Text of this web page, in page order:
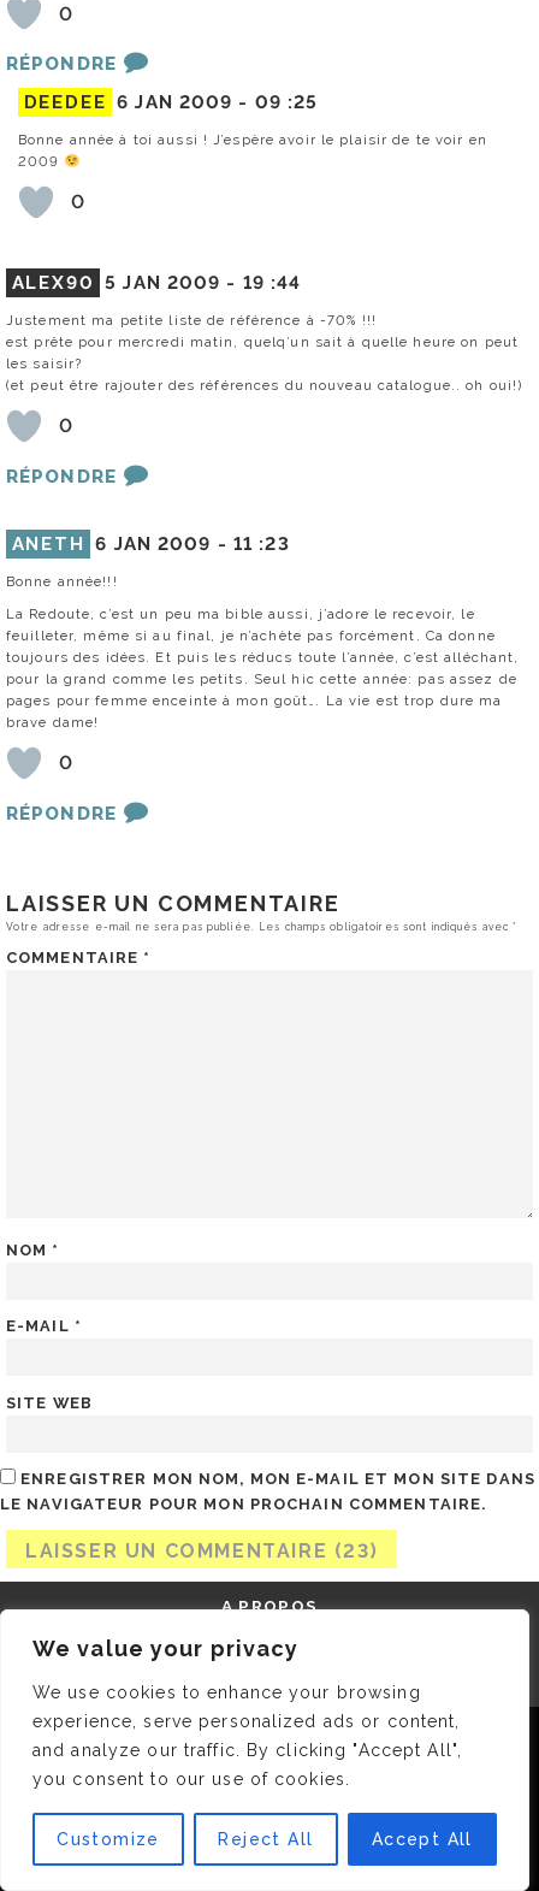
We value your privacy
We use cookies to enhance your browsing
experience, serve personalized ads or content,
and analyze our traffic. By clicking "Accept All",
you consent to our use of cookies.
Customize Reject All Accept All
0
RÉPONDRE
DEEDEE 6 JAN 2009 - 09 :25
Bonne année à toi aussi ! J’espère avoir le plaisir de te voir en
2009
0
ALEX90 5 JAN 2009 - 19 :44
Justement ma petite liste de référence à -70% !!!
est prête pour mercredi matin, quelq’un sait à quelle heure on peut
les saisir?
(et peut être rajouter des références du nouveau catalogue.. oh oui!)
0
RÉPONDRE
ANETH 6 JAN 2009 - 11 :23
Bonne année!!!
La Redoute, c’est un peu ma bible aussi, j’adore le recevoir, le
feuilleter, même si au final, je n’achète pas forcément. Ca donne
toujours des idées. Et puis les réducs toute l’année, c’est alléchant,
pour la grand comme les petits. Seul hic cette année: pas assez de
pages pour femme enceinte à mon goût…. La vie est trop dure ma
brave dame!
0
RÉPONDRE
LAISSER UN COMMENTAIRE
Votre adresse e-mail ne sera pas publiée. Les champs obligatoires sont indiqués avec*
COMMENTAIRE *
NOM *
E-MAIL *
SITE WEB
ENREGISTRER MON NOM, MON E-MAIL ET MON SITE DANS
LE NAVIGATEUR POUR MON PROCHAIN COMMENTAIRE.
A PROPOS
Nous utilisons des cookies pour vous garantir la meilleure
expérience sur notre site. Si vous continuez à utiliser ce
dernier, nous considérerons que vous acceptez l'utilisation des
cookies.
OK